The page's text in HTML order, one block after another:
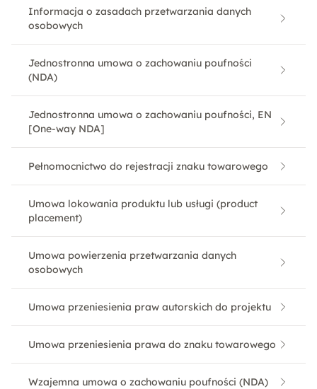
Informacja o zasadach przetwarzania danych
osobowych
Jednostronna umowa o zachowaniu poufności
(NDA)
Jednostronna umowa o zachowaniu poufności, EN
[One-way NDA]
Pełnomocnictwo do rejestracji znaku towarowego
Umowa lokowania produktu lub usługi (product
placement)
Umowa powierzenia przetwarzania danych
osobowych
Umowa przeniesienia praw autorskich do projektu
Umowa przeniesienia prawa do znaku towarowego
Wzajemna umowa o zachowaniu poufności (NDA)